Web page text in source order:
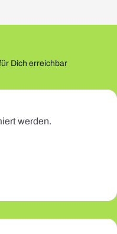
Dich erreichbar
werden.